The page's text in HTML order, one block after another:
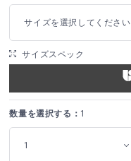
サイズを選択してください
サイズスペック
数量を選択する： 1